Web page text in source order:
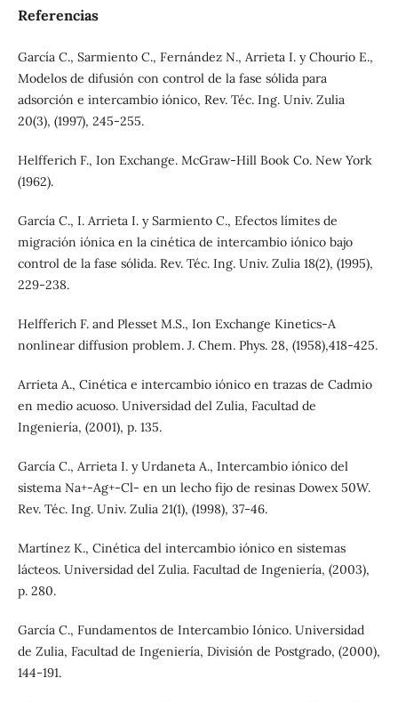
Referencias
García C., Sarmiento C., Fernández N., Arrieta I. y Chourio E.,
Modelos de difusión con control de la fase sólida para
adsorción e intercambio iónico, Rev. Téc. Ing. Univ. Zulia
20(3), (1997), 245-255.
Helfferich F., Ion Exchange. McGraw-Hill Book Co. New York
(1962).
García C., I. Arrieta I. y Sarmiento C., Efectos límites de
migración iónica en la cinética de intercambio iónico bajo
control de la fase sólida. Rev. Téc. Ing. Univ. Zulia 18(2), (1995),
229-238.
Helfferich F. and Plesset M.S., Ion Exchange Kinetics-A
nonlinear diffusion problem. J. Chem. Phys. 28, (1958),418-425.
Arrieta A., Cinética e intercambio iónico en trazas de Cadmio
en medio acuoso. Universidad del Zulia, Facultad de
Ingeniería, (2001), p. 135.
García C., Arrieta I. y Urdaneta A., Intercambio iónico del
sistema Na+-Ag+-Cl- en un lecho fijo de resinas Dowex 50W.
Rev. Téc. Ing. Univ. Zulia 21(1), (1998), 37-46.
Martínez K., Cinética del intercambio iónico en sistemas
lácteos. Universidad del Zulia. Facultad de Ingeniería, (2003),
p. 280.
García C., Fundamentos de Intercambio Iónico. Universidad
de Zulia, Facultad de Ingeniería, División de Postgrado, (2000),
144-191.